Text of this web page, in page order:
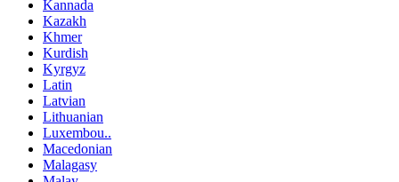
Kannada
Kazakh
Khmer
Kurdish
Kyrgyz
Latin
Latvian
Lithuanian
Luxembou..
Macedonian
Malagasy